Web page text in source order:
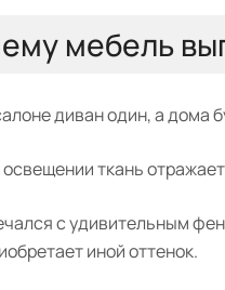
мебель
диван один, а дома
ткань
с удивительным
иной оттенок.